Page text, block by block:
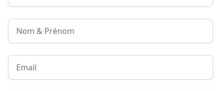
Nom & Prénom
Email